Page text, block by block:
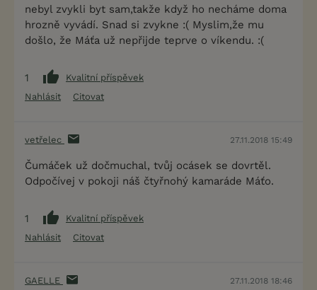
nebyl zvykli byt sam,takže když ho necháme doma
hrozně vyvádí. Snad si zvykne :( Myslim,že mu
došlo, že Máťa už nepřijde teprve o víkendu. :(
1
Kvalitní příspěvek
Nahlásit
Citovat
vetřelec 27.11.2018 15:49
Čumáček už dočmuchal, tvůj ocásek se dovrtěl.
Odpočívej v pokoji náš čtyřnohý kamaráde Máťo.
1
Kvalitní příspěvek
Nahlásit
Citovat
GAELLE 27.11.2018 18:46